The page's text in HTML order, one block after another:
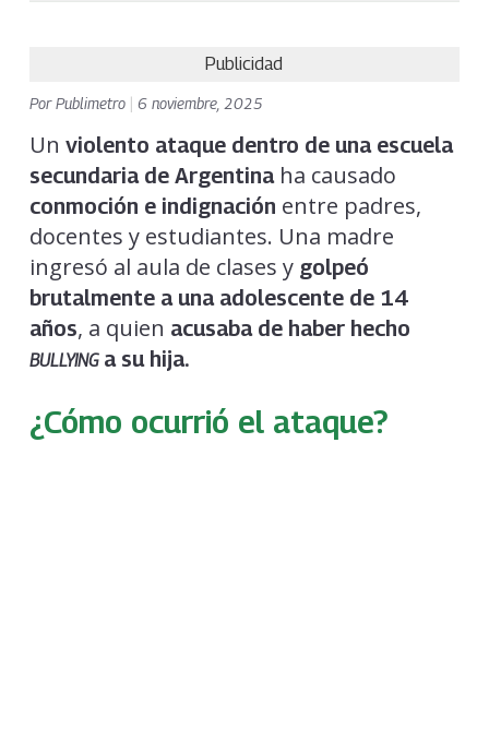
Publicidad
PorPublimetro 6 noviembre, 2025
Un violento ataque dentro de una escuela
secundaria de Argentinaha causado
conmoción e indignación entre padres,
docentes y estudiantes. Una madre
ingresó al aula de clases y golpeó
brutalmente a una adolescente de 14
años, a quien acusaba de haber hecho
BULLYINGa su hija.
¿Cómo ocurrió el ataque?